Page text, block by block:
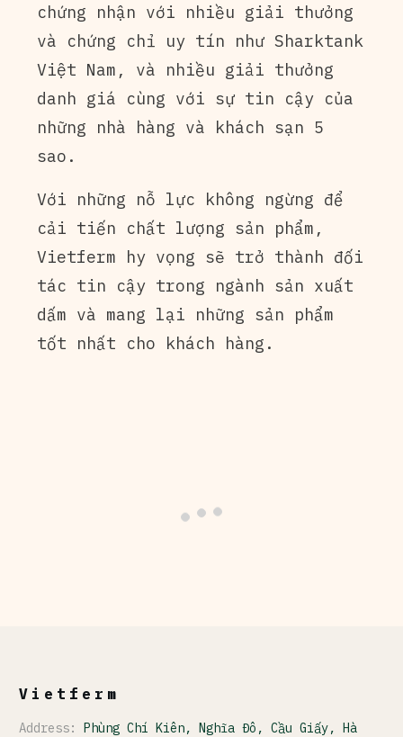
chứng nhận với nhiều giải thưởng
và chứng chỉ uy tín như Sharktank
Việt Nam, và nhiều giải thưởng
danh giá cùng với sự tin cậy của
những nhà hàng và khách sạn 5
sao.
Với những nỗ lực không ngừng để
cải tiến chất lượng sản phẩm,
Vietferm hy vọng sẽ trở thành đối
tác tin cậy trong ngành sản xuất
dấm và mang lại những sản phẩm
tốt nhất cho khách hàng.
Vietferm
Address: Phùng Chí Kiên, Nghĩa Đô, Cầu Giấy, Hà